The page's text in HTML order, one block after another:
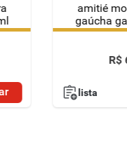
amitié
gaúcha
+10%OFF -
R$
lista